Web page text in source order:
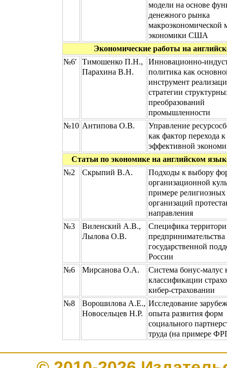
модели на основе
денежного рынка
макроэкономической
экономики США
Экономические работы на
№6′
Тимошенко П.Н.,
Парахина В.Н.
Инновационно-
политика как
инструмент
стратегии
преобразований
промышленности
№10 Антипова О.В.
Управление
как фактор перехода к
эффективной
Статьи по экономике на английском
№2
Скрыпий В.А.
Подходы к выбору
организационной
примере религиозных
организаций
направления
№3
Виленский А.В.,
Лылова О.В.
Специфика
предпринимательства
государственной
России
№6
Мирcанова О.А.
Система бонус-малус
классификации
кибер-страховании
№8
Ворошилова А.Е.,
Новосельцев Н.Р.
Исследование
опыта развития форм
социального
труда (на примере